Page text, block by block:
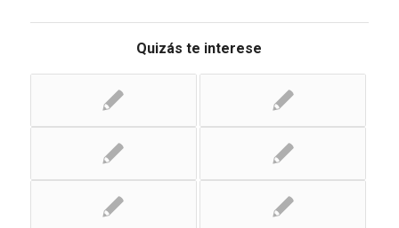
Quizás te interese